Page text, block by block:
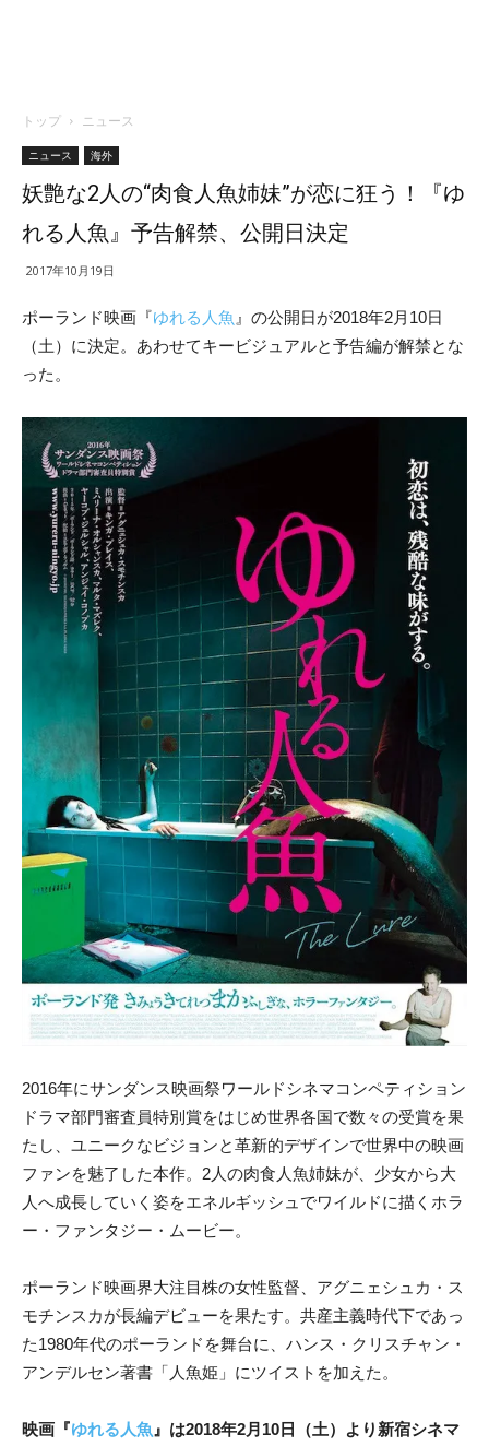
トップ ニュース
ニュース 海外
妖艶な2人の“肉食人魚姉妹”が恋に狂う！『ゆ
れる人魚』予告解禁、公開日決定
2017年10月19日
ポーランド映画『ゆれる人魚 』の公開日が2018年2月10日
（土）に決定。あわせてキービジュアルと予告編が解禁とな
った。
2016年にサンダンス映画祭ワールドシネマコンペティション
ドラマ部門審査員特別賞をはじめ世界各国で数々の受賞を果
たし、ユニークなビジョンと革新的デザインで世界中の映画
ファンを魅了した本作。2人の肉食人魚姉妹が、少女から大
人へ成長していく姿をエネルギッシュでワイルドに描くホラ
ー・ファンタジー・ムービー。
ポーランド映画界大注目株の女性監督、アグニェシュカ・ス
モチンスカが長編デビューを果たす。共産主義時代下であっ
た1980年代のポーランドを舞台に、ハンス・クリスチャン・
アンデルセン著書「人魚姫」にツイストを加えた。
映画『ゆれる人魚 』は2018年2月10日（土）より新宿シネマ